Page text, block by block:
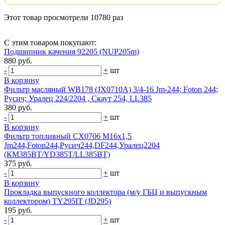
Этот товар просмотрели 10780 раз
С этим товаром покупают:
Подшипник качения 92205 (NUP205m)
880 руб.
-
+ шт
В корзину
Фильтр масляный WB178 (JX0710А) 3/4-16 Jm-244; Foton 244;
Русич; Уралец 224/2204 , Скаут 254, LL385
380 руб.
-
+ шт
В корзину
Фильтр топливный CX0706 М16х1,5
Jm244,Foton244,Русич244,DF244,Уралец2204
(КМ385BT/YD385T/LL385BT)
375 руб.
-
+ шт
В корзину
Прокладка выпускного коллектора (м/у ГБЦ и выпускным
коллектором) TY295IT (JD295)
195 руб.
-
+ шт